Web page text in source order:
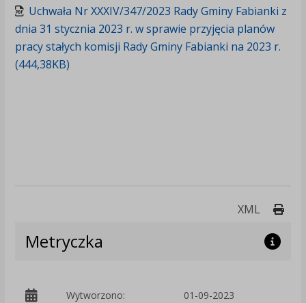
Uchwała Nr XXXIV/347/2023 Rady Gminy Fabianki z
dnia 31 stycznia 2023 r. w sprawie przyjęcia planów
pracy stałych komisji Rady Gminy Fabianki na 2023 r.
(444,38KB)
XML
Metryczka
Wytworzono: 01-09-2023